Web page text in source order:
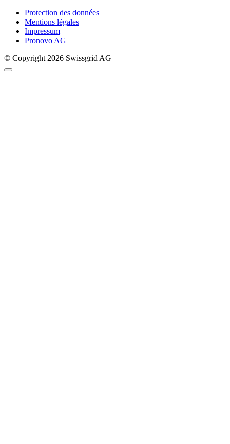
Protection des données
Mentions légales
Impressum
Pronovo AG
© Copyright 2026 Swissgrid AG